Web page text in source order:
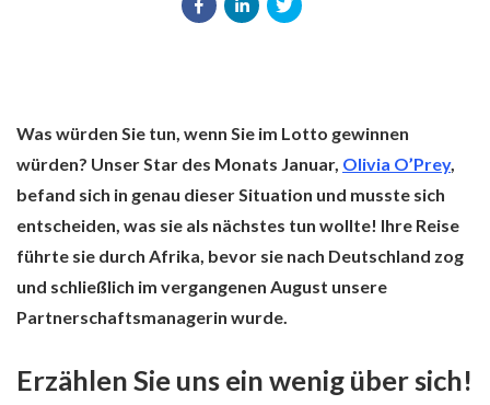
Was würden Sie tun, wenn Sie im Lotto gewinnen
würden? Unser Star des Monats Januar, Olivia O’Prey,
befand sich in genau dieser Situation und musste sich
entscheiden, was sie als nächstes tun wollte! Ihre Reise
führte sie durch Afrika, bevor sie nach Deutschland zog
und schließlich im vergangenen August unsere
Partnerschaftsmanagerin wurde.
Erzählen Sie uns ein wenig über sich!